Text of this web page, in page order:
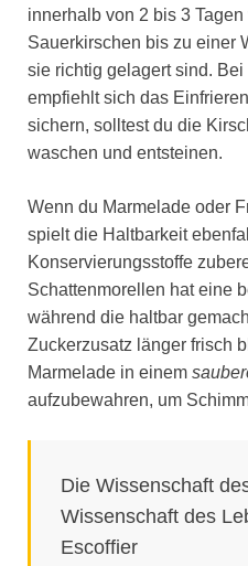
innerhalb von 2 bis 3
Sauerkirschen bis zu einer
sie richtig gelagert sind.
empfiehlt sich das
sichern, solltest du die
waschen und entsteinen.
Wenn du Marmelade oder
spielt die Haltbarkeit
Konservierungsstoffe
Schattenmorellen hat eine
während die haltbar
Zuckerzusatz länger frisch
Marmelade in einem
aufzubewahren, um
Die Wissenschaft
Wissenschaft des
Escoffier